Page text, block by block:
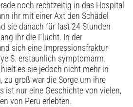
noch rechtzeitig in das Hospital
ihr mit einer Axt den Schädel
sie danach für fast 24 Stunden
ihr die Flucht. In der
sich eine Impressionsfraktur
S. erstaunlich symptomarm.
es sie jedoch nicht mehr in
zu groß war die Sorge um ihre
ist nur eine Geschichte von vielen,
von Peru erlebten.